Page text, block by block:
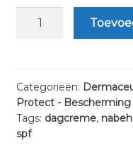
Dermaceutic
SPF50
-
50ml
aantal
Categorieën:
Protect - Bescherming
Tags: dagcreme,
spf